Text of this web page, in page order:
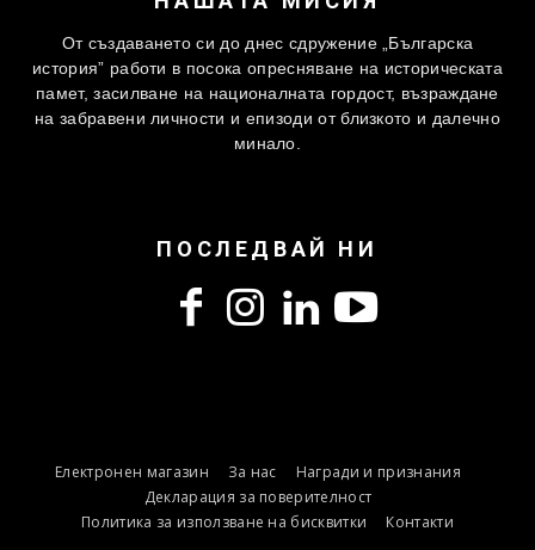
От създаването си до днес сдружение „Българска
история” работи в посока опресняване на историческата
памет, засилване на националната гордост, възраждане
на забравени личности и епизоди от близкото и далечно
минало.
ПОСЛЕДВАЙ НИ
Електронен магазин За нас
Награди и признания
Декларация за поверителност
Политика за използване на бисквитки
Контакти